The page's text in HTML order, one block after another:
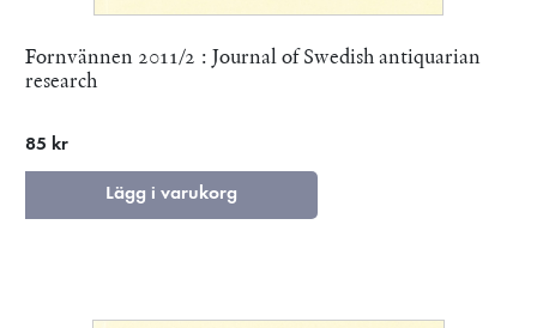
Fornvännen 2011/2 : Journal of Swedish antiquarian
research
85 kr
Lägg i varukorg